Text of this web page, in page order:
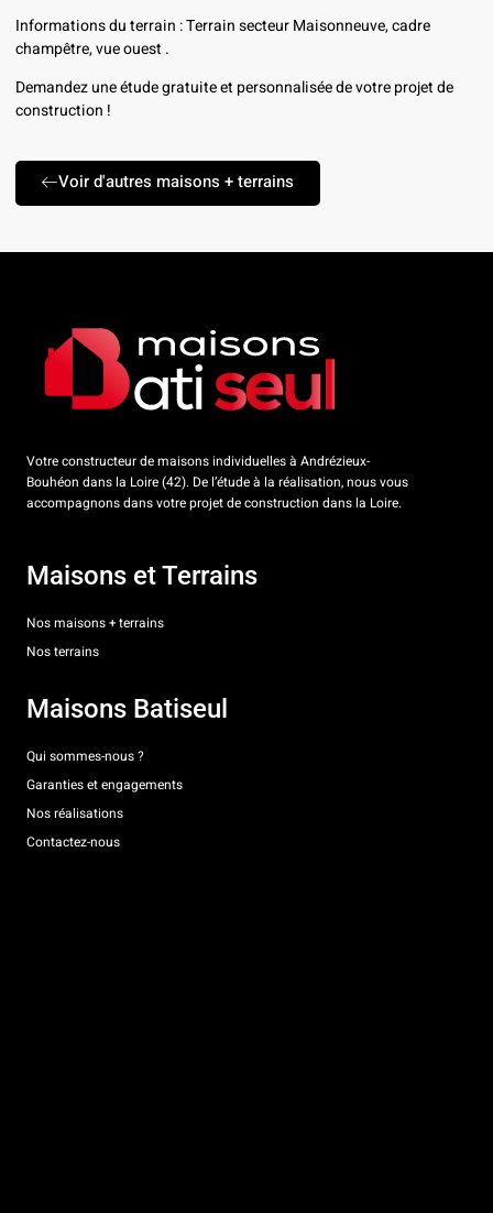
Informations du terrain : Terrain secteur Maisonneuve, cadre
champêtre, vue ouest .
Demandez une étude gratuite et personnalisée de votre projet de
construction !
Voir d'autres maisons + terrains
Votre constructeur de maisons individuelles à Andrézieux-
Bouhéon dans la Loire (42). De l’étude à la réalisation, nous vous
accompagnons dans votre projet de construction dans la Loire.
Maisons et Terrains
Nos maisons + terrains
Nos terrains
Maisons Batiseul
Qui sommes-nous ?
Garanties et engagements
Nos réalisations
Contactez-nous